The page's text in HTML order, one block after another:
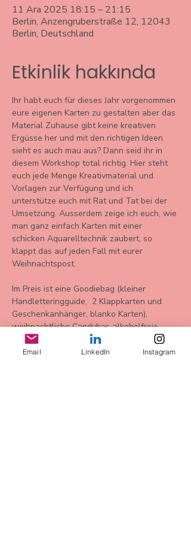
11 Ara 2025 18:15 – 21:15
Berlin, Anzengruberstraße 12, 12043
Berlin, Deutschland
Etkinlik hakkında
Ihr habt euch für dieses Jahr vorgenommen
eure eigenen Karten zu gestalten aber das
Material Zuhause gibt keine kreativen
Ergüsse her und mit den richtigen Ideen
sieht es auch mau aus? Dann seid ihr in
diesem Workshop total richtig. Hier steht
euch jede Menge Kreativmaterial und
Vorlagen zur Verfügung und ich
unterstütze euch mit Rat und Tat bei der
Umsetzung. Ausserdem zeige ich euch, wie
man ganz einfach Karten mit einer
schicken Aquarelltechnik zaubert, so
klappt das auf jeden Fall mit eurer
Weihnachtspost.
Im Preis ist eine Goodiebag (kleiner
Handletteringguide,  2 Klappkarten und
Geschenkanhänger, blanko Karten),
weihnachtliche Candybar, alkoholfreie
Getränke und Sekt oder Punsch
inbegriffen.
Email LinkedIn Instagram